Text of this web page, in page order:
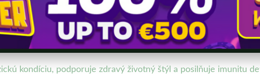
kondíciu, podporuje zdravý životný štýl a posilňuje imunitu